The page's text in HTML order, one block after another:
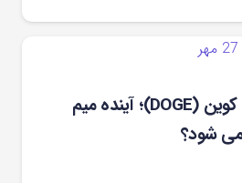
تحلیل قیمت دوج کوین (DOGE)؛ آینده میم
شود؟